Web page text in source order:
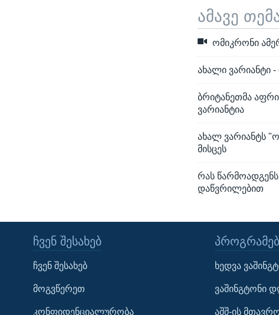
Learning English
ᲗᲕᲐᲚᲘ ᲒᲕᲐᲓᲔᲕᲜᲔᲗ
ამავე
ომიკრონი
ახალი ვარიანტი -
ბრიტანეთმა
ვარიანტია
ახალ ვარიანტს
მისცეს
რას
დაწვრილებით
ᲩᲕᲔᲜ ᲨᲔᲡᲐᲮᲔᲑ
ჩვენ შესახებ
მოგვწერეთ
კონფიდენციალურობა
ხედვა
ვაშინგტონი
აშშ-ის